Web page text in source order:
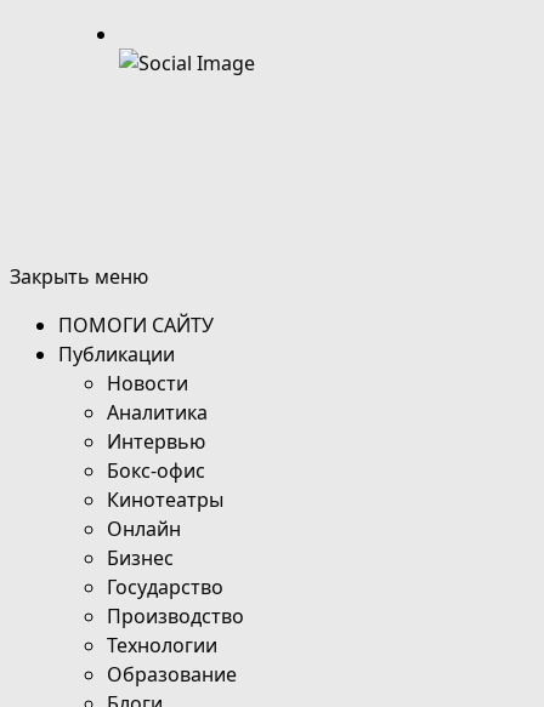
Закрыть меню
ПОМОГИ САЙТУ
Публикации
Новости
Аналитика
Интервью
Бокс-офис
Кинотеатры
Онлайн
Бизнес
Государство
Производство
Технологии
Образование